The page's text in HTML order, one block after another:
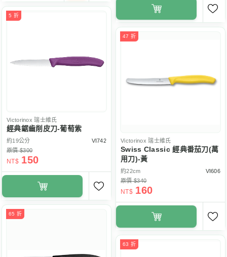
5 折
Victorinox 瑞士維氏
經典鋸齒削皮刀-葡萄紫
約19公分
VI742
原價 $300
NT$ 150
47 折
Victorinox 瑞士維氏
Swiss Classic 經典番茄刀(萬
用刀)-黃
約22cm
VI606
原價 $340
NT$ 160
65 折
63 折